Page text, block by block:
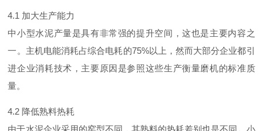
4.1 加大生产能力
中小型水泥产量是具有非常强的提升空间，这也是主要内容之
一。主机电能消耗占综合电耗的75%以上，然而大部分企业都引
进企业消耗技术，主要原因是参照这些生产衡量磨机的标准质
量。
4.2 降低熟料热耗
由于水泥企业采用的窑型不同，其熟料的热耗差别也是不同。小